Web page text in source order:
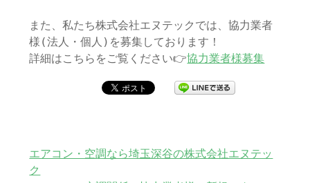
また、私たち株式会社エヌテックでは、協力業者
様(法人・個人)を募集しております！
詳細はこちらをご覧ください👉協力業者様募集
エアコン・空調なら埼玉深谷の株式会社エヌテッ
ク